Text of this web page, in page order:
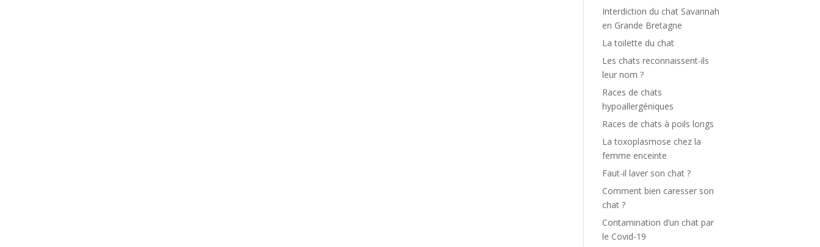
Interdiction du chat Savannah
en Grande Bretagne
La toilette du chat
Les chats reconnaissent-ils
leur nom ?
Races de chats
hypoallergéniques
Races de chats à poils longs
La toxoplasmose chez la
femme enceinte
Faut-il laver son chat ?
Comment bien caresser son
chat ?
Contamination d’un chat par
le Covid-19